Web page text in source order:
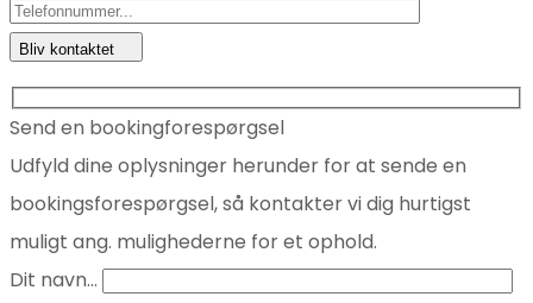
Bliv kontaktet
Send en bookingforespørgsel
Udfyld dine oplysninger herunder for at sende en
bookingsforespørgsel, så kontakter vi dig hurtigst
muligt ang. mulighederne for et ophold.
Dit navn...